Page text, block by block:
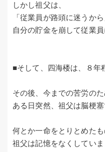
しかし祖父は、
「従業員が路頭に迷うか
自分の貯金を崩して従業
■そして、四海楼は、８年
その後、今までの苦労のた
ある日突然、祖父は脳梗塞
何とか一命をとりとめたも
祖父は記憶をなくしていま